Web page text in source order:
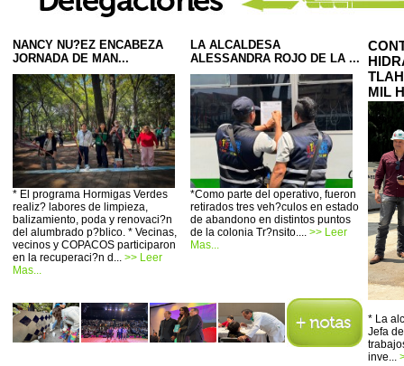
NANCY NU?EZ ENCABEZA
JORNADA DE MAN...
* El programa Hormigas Verdes
realiz? labores de limpieza,
balizamiento, poda y renovaci?n
del alumbrado p?blico. * Vecinas,
vecinos y COPACOS participaron
en la recuperaci?n d... >> Leer
Mas...
LA ALCALDESA
ALESSANDRA ROJO DE LA ...
*Como parte del operativo, fueron
retirados tres veh?culos en estado
de abandono en distintos puntos
de la colonia Tr?nsito.... >> Leer
Mas...
MIL
* La
Jefa
inve...